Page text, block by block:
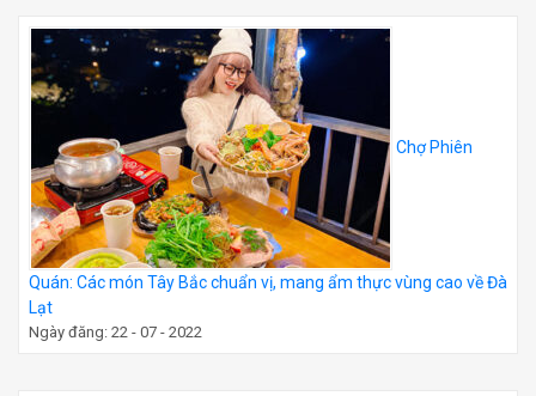
Chợ Phiên
Quán: Các món Tây Bắc chuẩn vị, mang ẩm thực vùng cao về Đà
Lạt
Ngày đăng: 22 - 07 - 2022